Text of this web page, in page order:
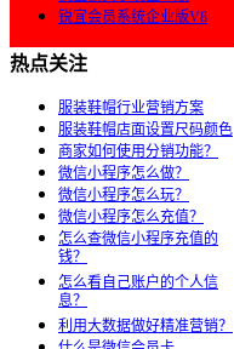
锐宜会员系统企业版V8
热点关注
服装鞋帽行业营销方案
服装鞋帽店面设置尺码颜色
商家如何使用分销功能？
微信小程序怎么做？
微信小程序怎么玩？
微信小程序怎么充值？
怎么查微信小程序充值的
钱？
怎么看自己账户的个人信
息？
利用大数据做好精准营销？